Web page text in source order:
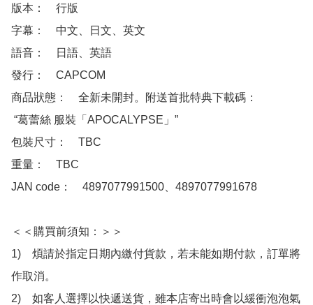
版本：　行版
字幕：　中文、日文、英文
語音：　日語、英語
發行：　CAPCOM
商品狀態：　全新未開封。附送首批特典下載碼：
包裝尺寸：　TBC
重量：　TBC
JAN code：　4897077991500、4897077991678
＜＜購買前須知：＞＞
1)　煩請於指定日期內繳付貨款，若未能如期付款，訂單將
作取消。
2)　如客人選擇以快遞送貨，雖本店寄出時會以緩衝泡泡氣